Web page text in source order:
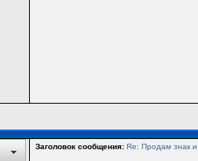
Заголовок сообщения: Re: Продам знак